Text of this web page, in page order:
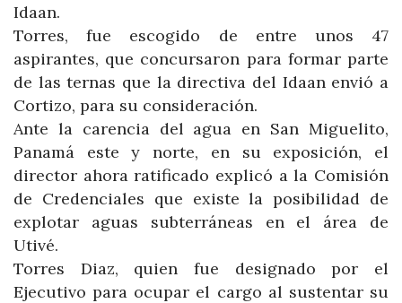
Idaan.
Torres, fue escogido de entre unos 47
aspirantes, que concursaron para formar parte
de las ternas que la directiva del Idaan envió a
Cortizo, para su consideración.
Ante la carencia del agua en San Miguelito,
Panamá este y norte, en su exposición, el
director ahora ratificado explicó a la Comisión
de Credenciales que existe la posibilidad de
explotar aguas subterráneas en el área de
Utivé.
Torres Diaz, quien fue designado por el
Ejecutivo para ocupar el cargo al sustentar su